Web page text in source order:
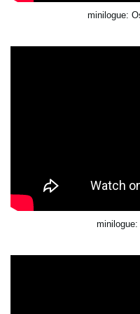
minilogue: